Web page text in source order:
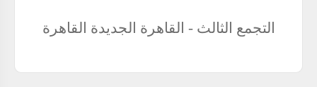
التجمع الثالث - القاهرة الجديدة القاهرة